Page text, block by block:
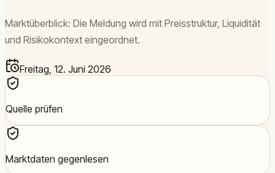
Marktüberblick: Die Meldung wird mit Preisstruktur, Liquidität
und Risikokontext eingeordnet.
Freitag, 12. Juni 2026
Quelle prüfen
Marktdaten gegenlesen